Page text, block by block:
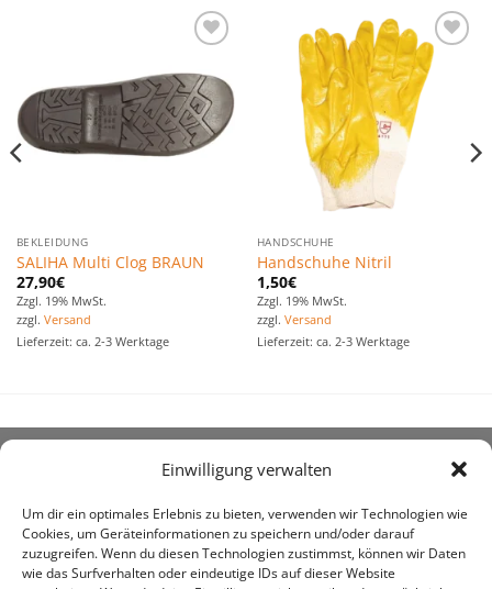
Einwilligung verwalten
Um dir ein optimales Erlebnis zu bieten, verwenden wir Technologien wie
Cookies, um Geräteinformationen zu speichern und/oder darauf
zuzugreifen. Wenn du diesen Technologien zustimmst, können wir Daten
wie das Surfverhalten oder eindeutige IDs auf dieser Website
Favoriten
hinzufügen
BEKLEIDUNG
SALIHA Multi Clog BRAUN
27,90€
Zzgl. 19% MwSt.
zzgl. Versand
Lieferzeit: ca. 2-3 Werktage
Zu den
Favoriten
hinzufügen
HANDSCHUHE
Handschuhe Nitril
1,50€
Zzgl. 19% MwSt.
zzgl. Versand
Lieferzeit: ca. 2-3 Werktage